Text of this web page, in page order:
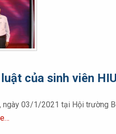
của sinh viên HIU
03/1/2021 tại Hội trường